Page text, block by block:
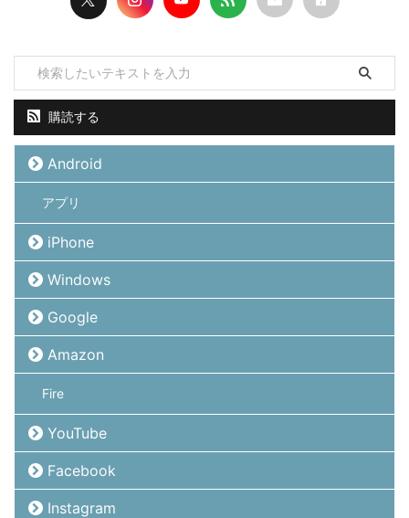
購読する
Android
アプリ
iPhone
Windows
Google
Amazon
Fire
YouTube
Facebook
Instagram